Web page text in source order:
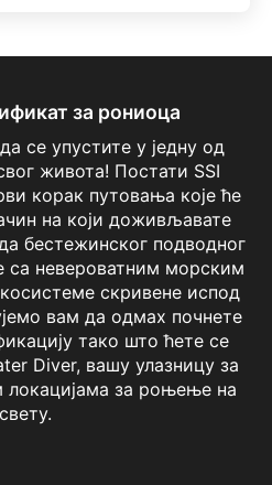
за рониоца
се упустите у једну од
живота! Постати SSI
корак путовања које ће
на који доживљавате
бестежинског подводног
са невероватним морским
скривене испод
вам да одмах почнете
тако што ћете се
Diver, вашу улазницу за
за роњење на
свету.Diver